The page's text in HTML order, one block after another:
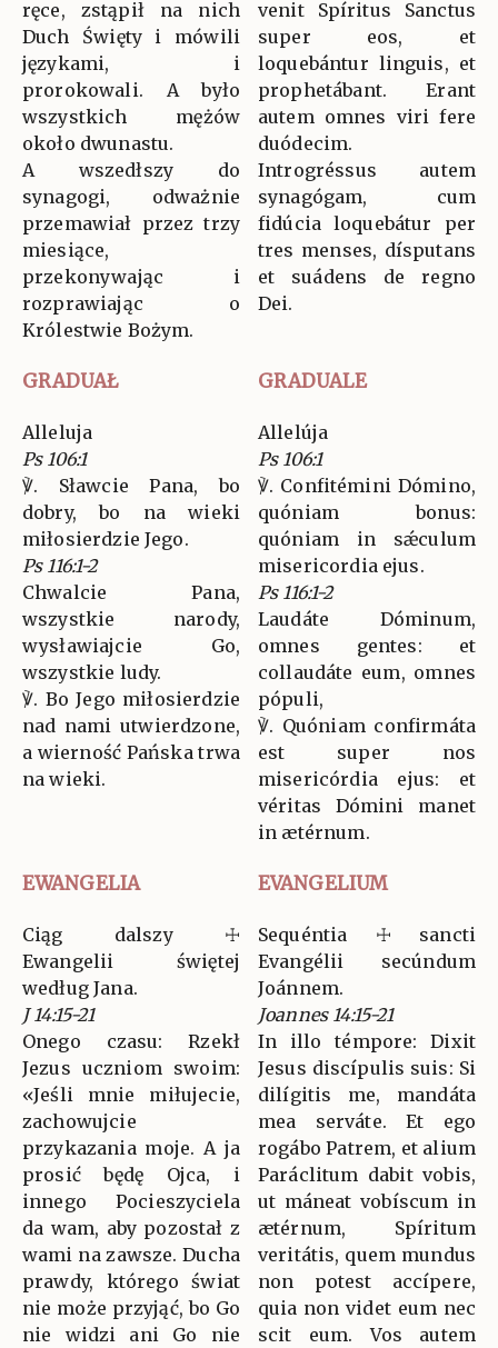
ręce, zstąpił na nich
Duch Święty i mówili
językami, i
prorokowali. A było
wszystkich mężów
około dwunastu.
A wszedłszy do
synagogi, odważnie
przemawiał przez trzy
miesiące,
przekonywając i
rozprawiając o
Królestwie Bożym.
venit Spíritus Sanctus
super eos, et
loquebántur linguis, et
prophetábant. Erant
autem omnes viri fere
duódecim.
Introgréssus autem
synagógam, cum
fidúcia loquebátur per
tres menses, dísputans
et suádens de regno
Dei.
GRADUAŁ GRADUALE
Alleluja
Ps 106:1
℣. Sławcie Pana, bo
dobry, bo na wieki
miłosierdzie Jego.
Ps 116:1-2
Chwalcie Pana,
wszystkie narody,
wysławiajcie Go,
wszystkie ludy.
℣. Bo Jego miłosierdzie
nad nami utwierdzone,
a wierność Pańska trwa
na wieki.
Allelúja
Ps 106:1
℣. Confitémini Dómino,
quóniam bonus:
quóniam in sǽculum
misericordia ejus.
Ps 116:1-2
Laudáte Dóminum,
omnes gentes: et
collaudáte eum, omnes
pópuli,
℣. Quóniam confirmáta
est super nos
misericórdia ejus: et
véritas Dómini manet
in ætérnum.
EWANGELIA EVANGELIUM
Ciąg dalszy ☩
Ewangelii świętej
według Jana.
J 14:15-21
Onego czasu: Rzekł
Jezus uczniom swoim:
«Jeśli mnie miłujecie,
zachowujcie
przykazania moje. A ja
prosić będę Ojca, i
innego Pocieszyciela
da wam, aby pozostał z
wami na zawsze. Ducha
prawdy, którego świat
nie może przyjąć, bo Go
nie widzi ani Go nie
Sequéntia ☩ sancti
Evangélii secúndum
Joánnem.
Joannes 14:15-21
In illo témpore: Dixit
Jesus discípulis suis: Si
dilígitis me, mandáta
mea serváte. Et ego
rogábo Patrem, et alium
Paráclitum dabit vobis,
ut máneat vobíscum in
ætérnum, Spíritum
veritátis, quem mundus
non potest accípere,
quia non videt eum nec
scit eum. Vos autem